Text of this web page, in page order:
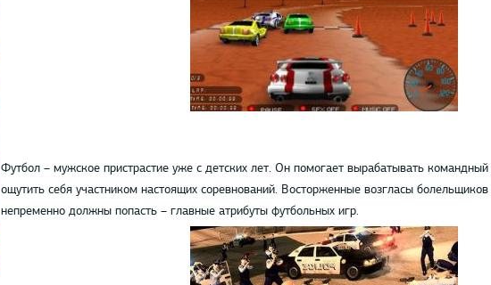
Футбол – мужское пристрастие уже с детских лет. Он помогает вырабатывать
ощутить себя участником настоящих соревнований. Восторженные возгласы
непременно должны попасть – главные атрибуты футбольных игр.